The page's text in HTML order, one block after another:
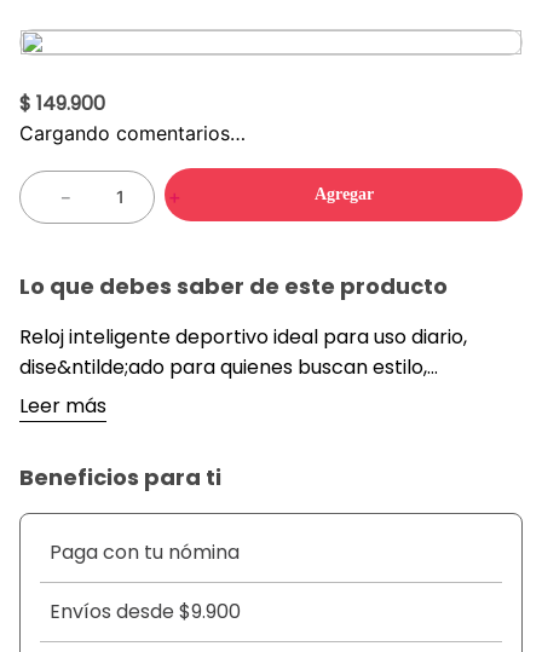
$ 149.900
Cargando comentarios…
＋
－ Agregar
Lo que debes saber de este producto
Reloj inteligente deportivo ideal para uso diario,
dise&ntilde;ado para quienes buscan estilo,
comodidad y control de su actividad. Cuenta con
pantalla digital clara, correa de silicona ajustable y
personal. Perfecto para entrenar, trabajar o salir,
resistiendo el uso constante y
manteni&eacute;ndote conectado. Su dise&ntilde;o
moderno combina est&eacute;tica con practicidad,
ofreciendo medici&oacute;n de actividad,
notificaciones y registro b&aacute;sico saludable.
Leer más
Beneficios para ti
Paga con tu nómina
Envíos desde $9.900